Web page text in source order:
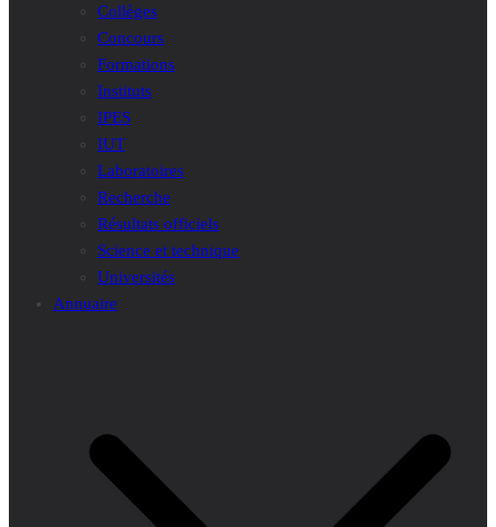
Collèges
Concours
Formations
Instituts
IPES
IUT
Laboratoires
Recherche
Résultats officiels
Science et technique
Universités
Annuaire